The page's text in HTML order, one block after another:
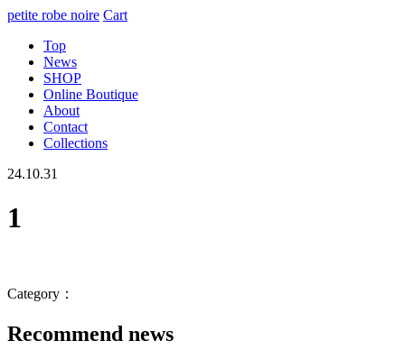
petite robe noire Cart
Top
News
SHOP
Online Boutique
About
Contact
Collections
24.10.31
1
Category：
Recommend news